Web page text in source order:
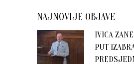
NAJNOVIJE OBJAVE
IVICA
PUT